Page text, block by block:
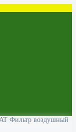
Фильтр воздушный